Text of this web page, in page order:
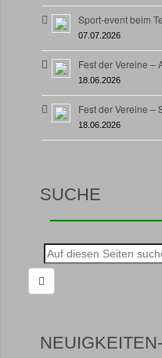
Sport-event beim
07.07.2026
Fest der Vereine –
18.06.2026
Fest der Vereine –
18.06.2026
SUCHE
Suche
nach: